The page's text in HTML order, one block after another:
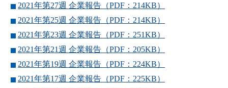
2021年第27週 企業報告（PDF：214KB）
2021年第25週 企業報告（PDF：214KB）
2021年第23週 企業報告（PDF：251KB）
2021年第21週 企業報告（PDF：205KB）
2021年第19週 企業報告（PDF：224KB）
2021年第17週 企業報告（PDF：225KB）